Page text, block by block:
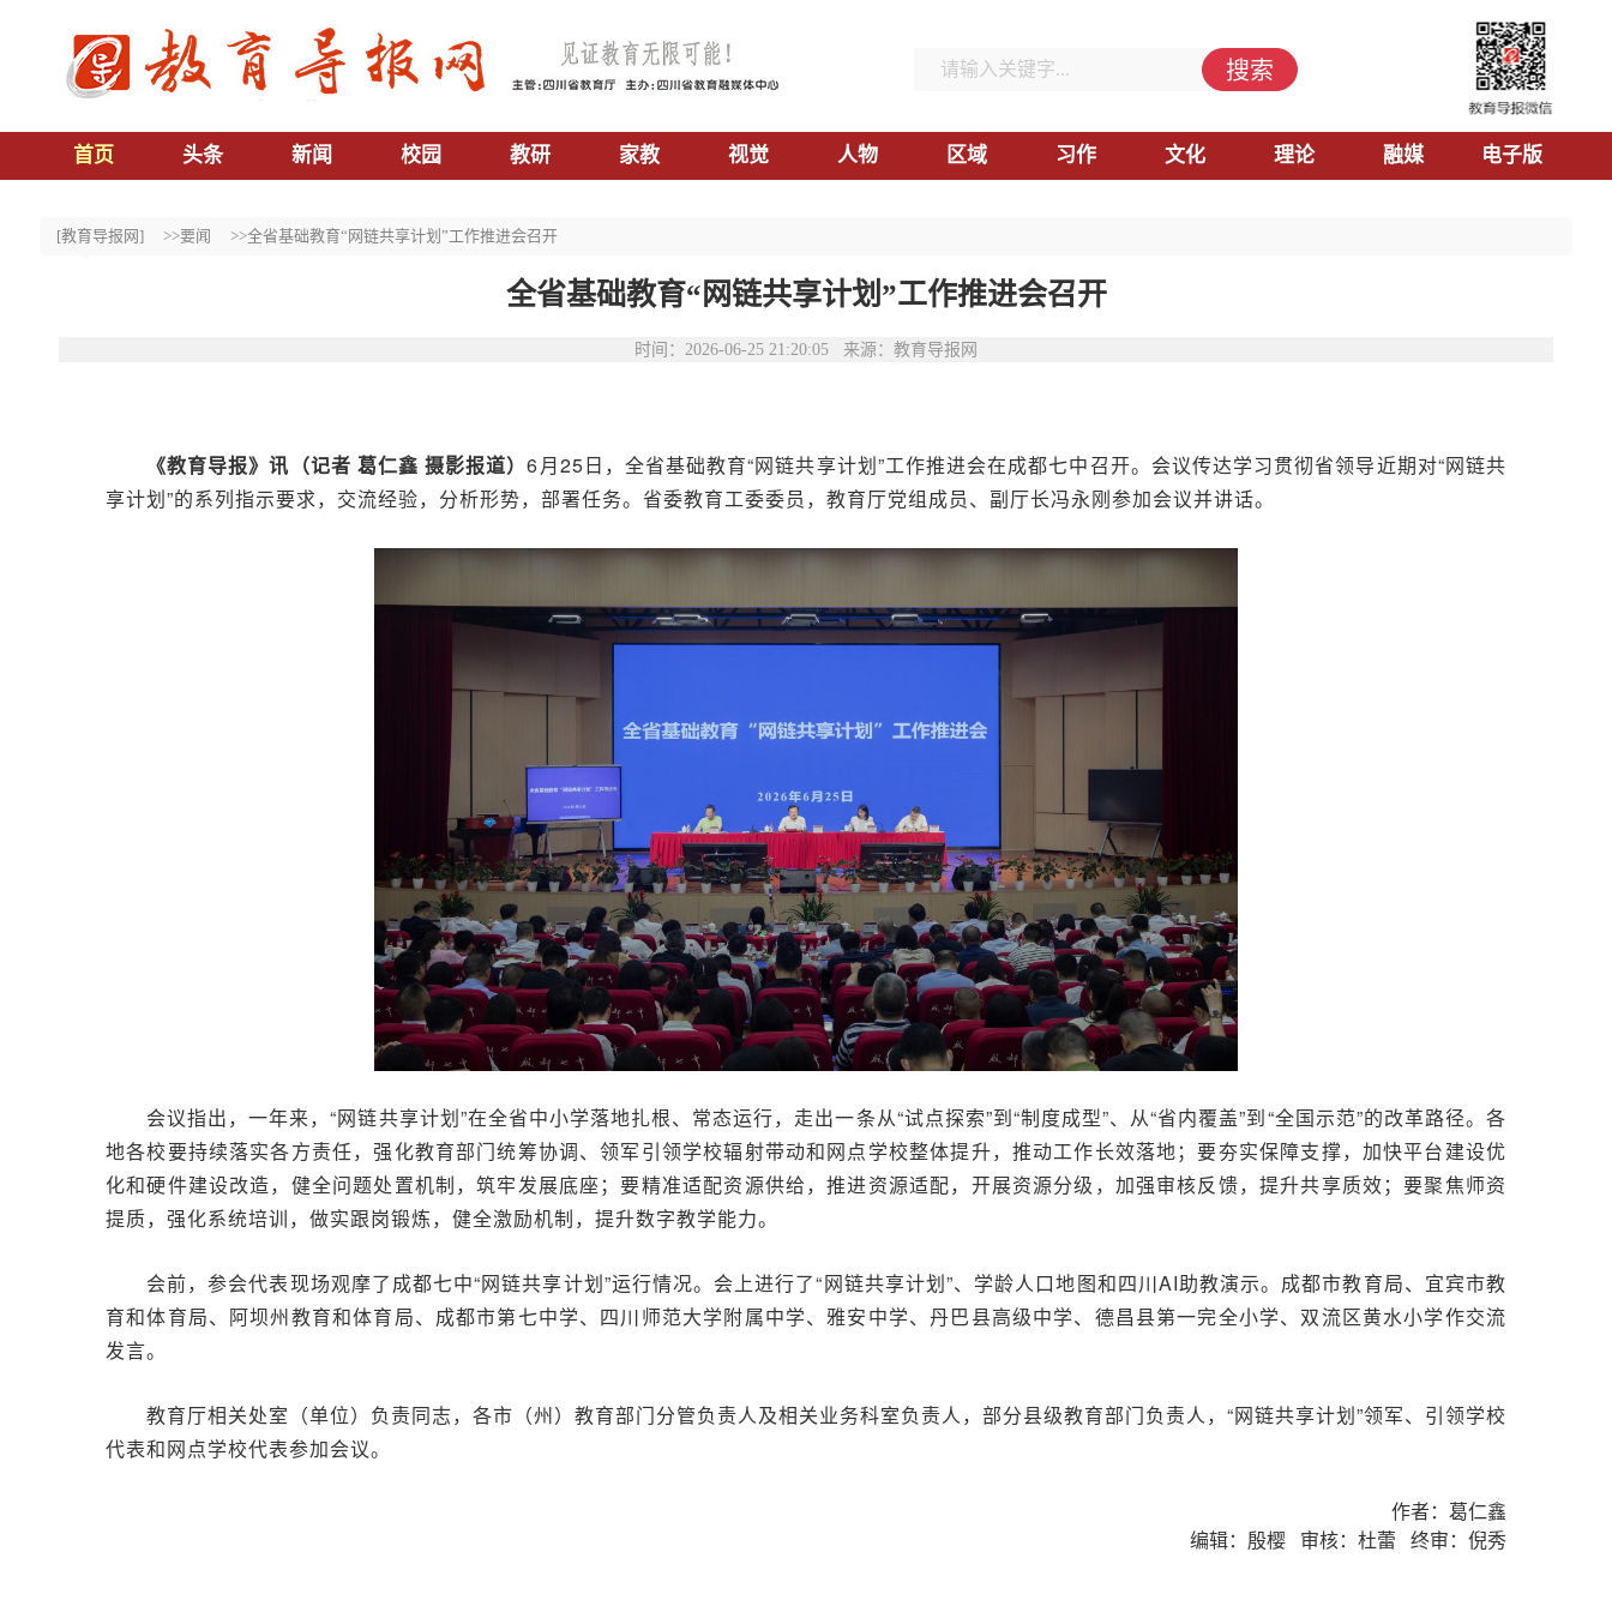
首页 头条 新闻 校园 教研 家教 视觉 人物 区域 习作 文化 理论 融媒 电子版
搜索
[教育导报网] >>要闻 >>全省基础教育“网链共享计划”工作推进会召开
全省基础教育“网链共享计划”工作推进会召开
时间：2026-06-25 21:20:05 来源：教育导报网
《教育导报》讯（记者 葛仁鑫 摄影报道）6月25日，全省基础教育“网链共享计划”工作推进会在成都七中召开。会议传达学习贯彻省领导近期对“网链共
享计划”的系列指示要求，交流经验，分析形势，部署任务。省委教育工委委员，教育厅党组成员、副厅长冯永刚参加会议并讲话。
会议指出，一年来，“网链共享计划”在全省中小学落地扎根、常态运行，走出一条从“试点探索”到“制度成型”、从“省内覆盖”到“全国示范”的改革路径。各
地各校要持续落实各方责任，强化教育部门统筹协调、领军引领学校辐射带动和网点学校整体提升，推动工作长效落地；要夯实保障支撑，加快平台建设优
化和硬件建设改造，健全问题处置机制，筑牢发展底座；要精准适配资源供给，推进资源适配，开展资源分级，加强审核反馈，提升共享质效；要聚焦师资
提质，强化系统培训，做实跟岗锻炼，健全激励机制，提升数字教学能力。
会前，参会代表现场观摩了成都七中“网链共享计划”运行情况。会上进行了“网链共享计划”、学龄人口地图和四川AI助教演示。成都市教育局、宜宾市教
育和体育局、阿坝州教育和体育局、成都市第七中学、四川师范大学附属中学、雅安中学、丹巴县高级中学、德昌县第一完全小学、双流区黄水小学作交流
发言。
教育厅相关处室（单位）负责同志，各市（州）教育部门分管负责人及相关业务科室负责人，部分县级教育部门负责人，“网链共享计划”领军、引领学校
代表和网点学校代表参加会议。
作者：葛仁鑫
编辑：殷樱 审核：杜蕾 终审：倪秀